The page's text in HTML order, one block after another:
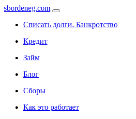
sbordeneg.com
Списать долги. Банкротство
Кредит
Займ
Блог
Сборы
Как это работает